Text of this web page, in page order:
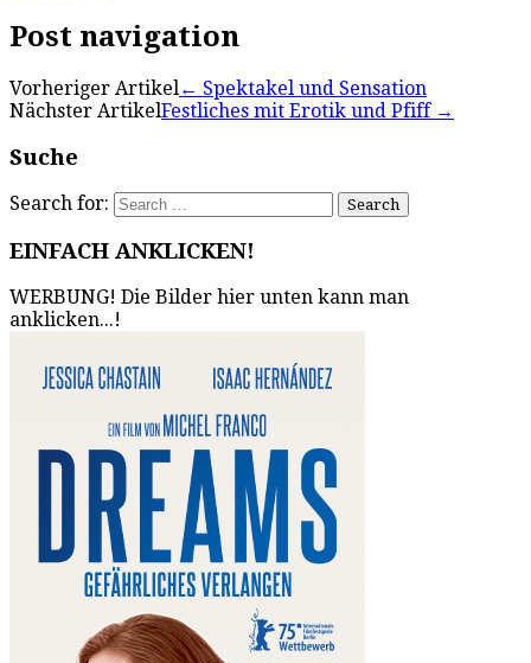
Post navigation
Vorheriger Artikel← Spektakel und Sensation
Nächster ArtikelFestliches mit Erotik und Pfiff →
Suche
Search for:
EINFACH ANKLICKEN!
WERBUNG! Die Bilder hier unten kann man
anklicken...!